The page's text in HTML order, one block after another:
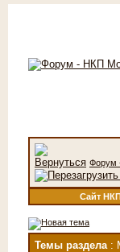
Форум
Сайт
Темы раздела: